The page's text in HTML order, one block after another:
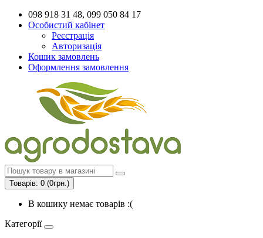
098 918 31 48, 099 050 84 17
Особистий кабінет
Реєстрація
Авторизація
Кошик замовлень
Оформлення замовлення
Товарів: 0 (0грн.)
В кошику немає товарів :(
Категорії